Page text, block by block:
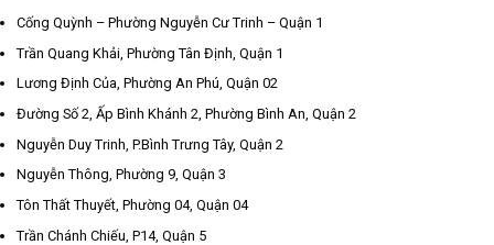
Cống Quỳnh – Phường Nguyễn Cư Trinh – Quận 1
Trần Quang Khải, Phường Tân Định, Quận 1
Lương Định Của, Phường An Phú, Quận 02
Đường Số 2, Ấp Bình Khánh 2, Phường Bình An, Quận 2
Nguyễn Duy Trinh, P.Bình Trưng Tây, Quận 2
Nguyễn Thông, Phường 9, Quận 3
Tôn Thất Thuyết, Phường 04, Quận 04
Trần Chánh Chiếu, P14, Quận 5